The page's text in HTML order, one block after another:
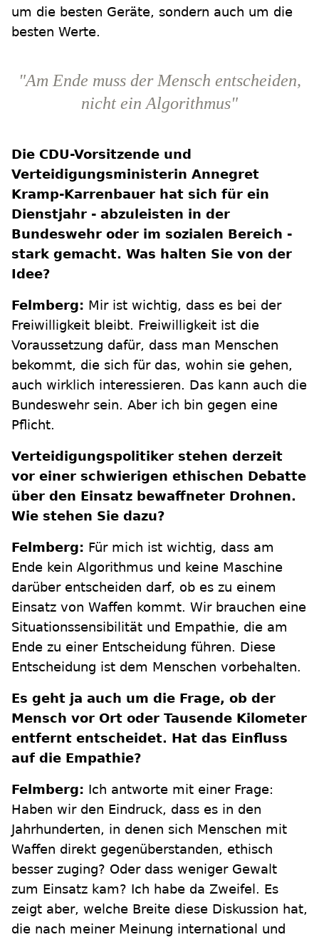
um die besten Geräte, sondern auch um die
besten Werte.
"Am Ende muss der Mensch entscheiden,
nicht ein Algorithmus"
Die CDU-Vorsitzende und
Verteidigungsministerin Annegret
Kramp-Karrenbauer hat sich für ein
Dienstjahr - abzuleisten in der
Bundeswehr oder im sozialen Bereich -
stark gemacht. Was halten Sie von der
Idee?
Felmberg: Mir ist wichtig, dass es bei der
Freiwilligkeit bleibt. Freiwilligkeit ist die
Voraussetzung dafür, dass man Menschen
bekommt, die sich für das, wohin sie gehen,
auch wirklich interessieren. Das kann auch die
Bundeswehr sein. Aber ich bin gegen eine
Pflicht.
Verteidigungspolitiker stehen derzeit
vor einer schwierigen ethischen Debatte
über den Einsatz bewaffneter Drohnen.
Wie stehen Sie dazu?
Felmberg: Für mich ist wichtig, dass am
Ende kein Algorithmus und keine Maschine
darüber entscheiden darf, ob es zu einem
Einsatz von Waffen kommt. Wir brauchen eine
Situationssensibilität und Empathie, die am
Ende zu einer Entscheidung führen. Diese
Entscheidung ist dem Menschen vorbehalten.
Es geht ja auch um die Frage, ob der
Mensch vor Ort oder Tausende Kilometer
entfernt entscheidet. Hat das Einfluss
auf die Empathie?
Felmberg: Ich antworte mit einer Frage:
Haben wir den Eindruck, dass es in den
Jahrhunderten, in denen sich Menschen mit
Waffen direkt gegenüberstanden, ethisch
besser zuging? Oder dass weniger Gewalt
zum Einsatz kam? Ich habe da Zweifel. Es
zeigt aber, welche Breite diese Diskussion hat,
die nach meiner Meinung international und